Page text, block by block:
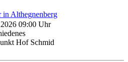
in Althegnenberg
09:00 Uhr
Hof Schmid